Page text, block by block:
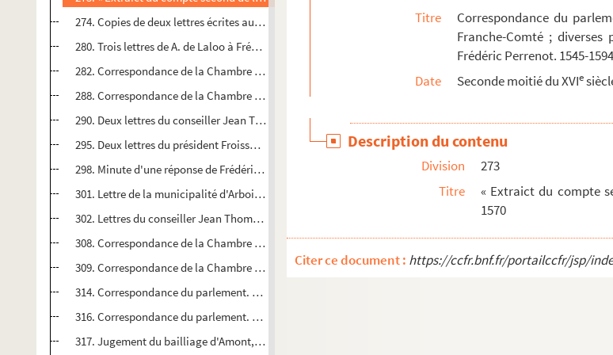
274. Copies de deux lettres écrites au parlement de Dole et au gouverneur de la Franche-Comté par cinq ca...
280. Trois lettres de A. de Laloo à Frédéric Perrenot. Madrid, 14 février-22 mars 1595
282. Correspondance de la Chambre des comptes. 1593
288. Correspondance de la Chambre des comptes. 1594
290. Deux lettres du conseiller Jean Thomassin à Frédéric Perrenot. Dole, 22 juin-18 juillet 1597
295. Deux lettres du président Froissard de Broissia à Frédéric Perrenot. Dole, 28 juin-31 août 1595
298. Minute d'une réponse de Frédéric Perrenot au président Froissard. 30 juin 1595
301. Lettre de la municipalité d'Arbois à Frédéric Perrenot, pour l'obtention de subsides devant aider ce...
302. Lettres du conseiller Jean Thomassin à Frédéric Perrenot. Besançon, 29 juin 1596 ; juin 1595, et Dol...
308. Correspondance de la Chambre des comptes. 1594
309. Correspondance de la Chambre des comptes. 1594
314. Correspondance du parlement. 1568
316. Correspondance du parlement. 1569
317. Jugement du bailliage d'Amont, au siège de Gray, dans un procès intenté par Frédéric Perrenot contre...
Titre
Correspondance du
Franche-Comté ;
Frédéric Perrenot. 1545-1594
Date
Seconde moitié du XVIe
Description du contenu
Division
273
Titre
« Extraict du compte
1570
Citer ce document : https://ccfr.bnf.fr/portailccfr/jsp/